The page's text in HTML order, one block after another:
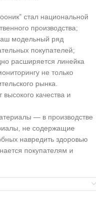
стал национальной
производства;
модельный ряд
покупателей;
расширяется линейка
не только
рынка.
качества и
— в производстве
не содержащие
навредить здоровью
покупателям и